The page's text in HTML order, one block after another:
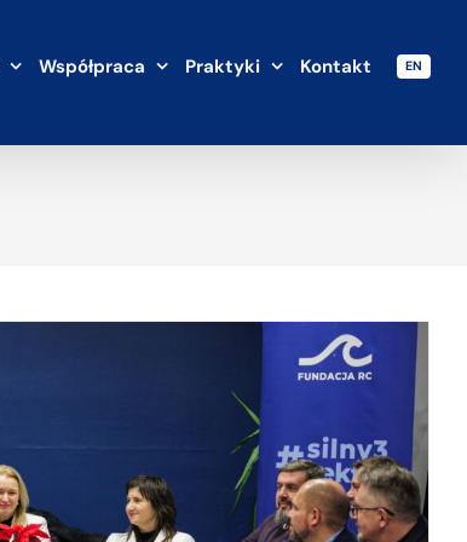
Współpraca Praktyki Kontakt EN